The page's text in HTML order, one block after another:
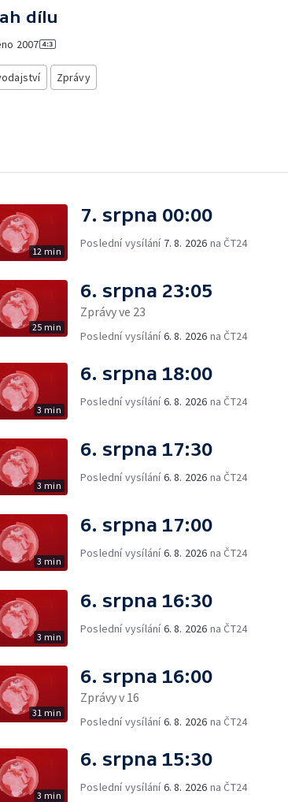
dílu
2007
Zprávy
12 min
7. srpna 00:00
Poslední vysílání 7. 8. 2026 na ČT24
25 min
6. srpna 23:05
Zprávy ve 23
Poslední vysílání6. 8. 2026 na ČT24
3 min
6. srpna 18:00
Poslední vysílání6. 8. 2026 na ČT24
3 min
6. srpna 17:30
Poslední vysílání6. 8. 2026 na ČT24
3 min
6. srpna 17:00
Poslední vysílání6. 8. 2026 na ČT24
3 min
6. srpna 16:30
Poslední vysílání6. 8. 2026 na ČT24
31 min
6. srpna 16:00
Zprávy v 16
Poslední vysílání6. 8. 2026 na ČT24
3 min
6. srpna 15:30
Poslední vysílání6. 8. 2026 na ČT24